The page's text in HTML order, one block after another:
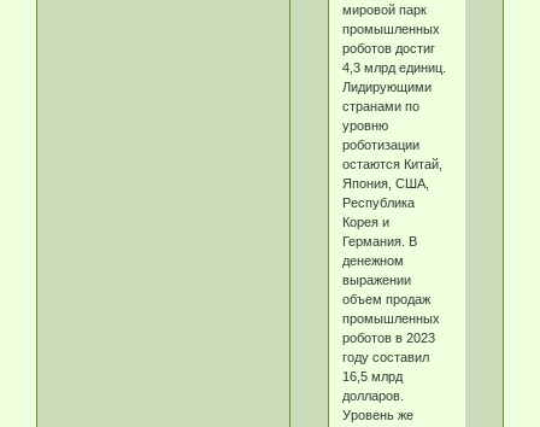
мировой парк
промышленных
роботов достиг
4,3 млрд единиц.
Лидирующими
странами по
уровню
роботизации
остаются Китай,
Япония, США,
Республика
Корея и
Германия. В
денежном
выражении
объем продаж
промышленных
роботов в 2023
году составил
16,5 млрд
долларов.
Уровень же